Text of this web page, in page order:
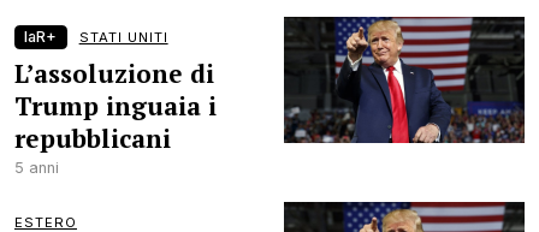
laR+ STATI UNITI
L’assoluzione di
Trump inguaia i
repubblicani
5 anni
ESTERO